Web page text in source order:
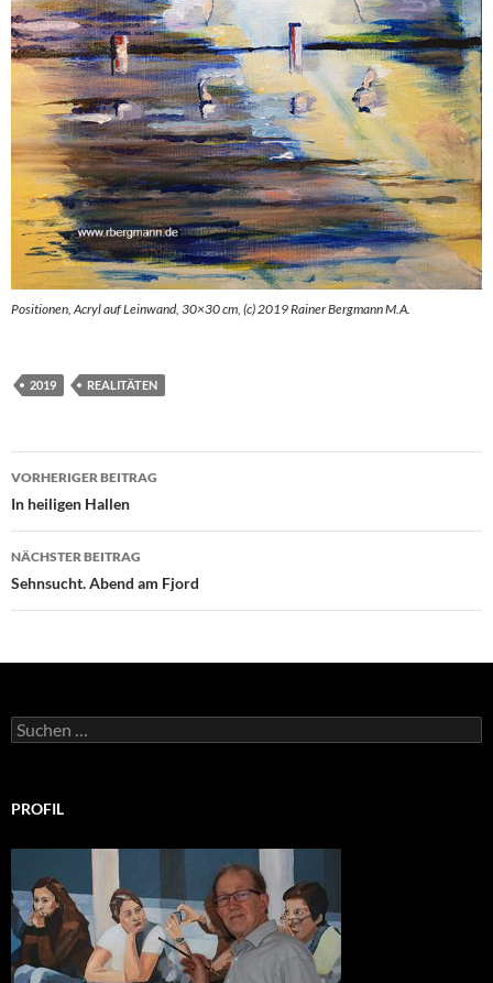
Positionen, Acryl auf Leinwand, 30×30 cm, (c) 2019 Rainer Bergmann M.A.
2019 REALITÄTEN
Beitragsnavigation
VORHERIGER BEITRAG
In heiligen Hallen
NÄCHSTER BEITRAG
Sehnsucht. Abend am Fjord
Suchen
nach:
PROFIL